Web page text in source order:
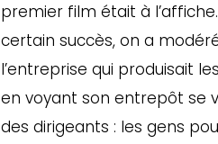
premier film était à
certain succès, on a
l’entreprise qui produisait
en voyant son entrepôt se
des dirigeants : les gens